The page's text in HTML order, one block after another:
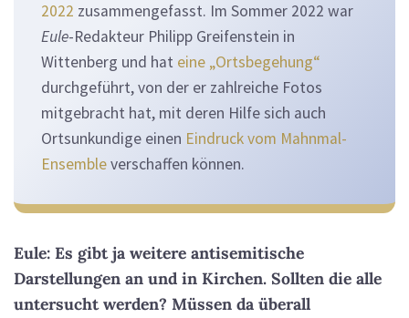
2022 zusammengefasst. Im Sommer 2022 war
Eule-Redakteur Philipp Greifenstein in
Wittenberg und hat eine „Ortsbegehung“
durchgeführt, von der er zahlreiche Fotos
mitgebracht hat, mit deren Hilfe sich auch
Ortsunkundige einen Eindruck vom Mahnmal-
Ensembleverschaffen können.
Eule: Es gibt ja weitere antisemitische
Darstellungen an und in Kirchen. Sollten die alle
untersucht werden? Müssen da überall